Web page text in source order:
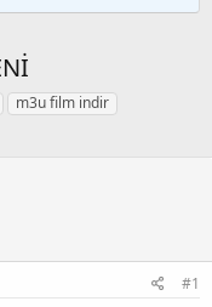
m3u film indir
#1